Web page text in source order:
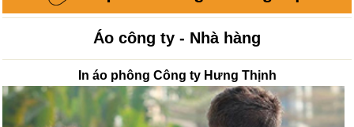
Áo công ty - Nhà hàng
In áo phông Công ty Hưng Thịnh